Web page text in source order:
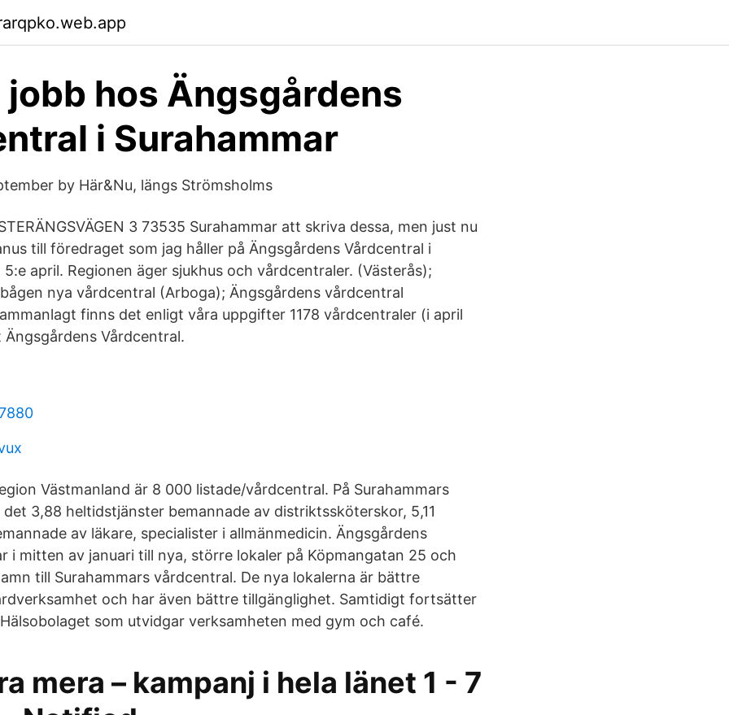
jobb hos Ängsgårdens
i Surahammar
by Här&Nu, längs Strömsholms
3 73535 Surahammar att skriva dessa, men just nu
till föredraget som jag håller på Ängsgårdens Vårdcentral i
april. Regionen äger sjukhus och vårdcentraler. (Västerås);
nya vårdcentral (Arboga); Ängsgårdens vårdcentral
finns det enligt våra uppgifter 1178 vårdcentraler (i april
Vårdcentral.
Västmanland är 8 000 listade/vårdcentral. På Surahammars
3,88 heltidstjänster bemannade av distriktssköterskor, 5,11
av läkare, specialister i allmänmedicin. Ängsgårdens
i mitten av januari till nya, större lokaler på Köpmangatan 25 och
till Surahammars vårdcentral. De nya lokalerna är bättre
och har även bättre tillgänglighet. Samtidigt fortsätter
som utvidgar verksamheten med gym och café.
mera – kampanj i hela länet 1 - 7